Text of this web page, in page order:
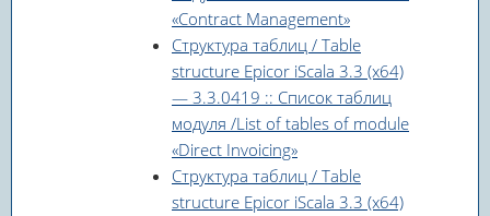
«Contract Management»
Структура таблиц / Table
structure Epicor iScala 3.3 (x64)
— 3.3.0419 :: Список таблиц
модуля /List of tables of module
«Direct Invoicing»
Структура таблиц / Table
structure Epicor iScala 3.3 (x64)